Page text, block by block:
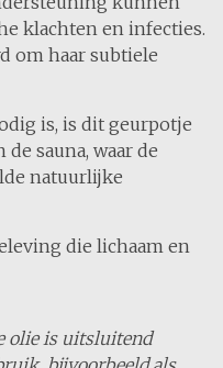
klachten en infecties.
om haar subtiele
is, is dit geurpotje
sauna, waar de
natuurlijke
die lichaam en
olie is uitsluitend